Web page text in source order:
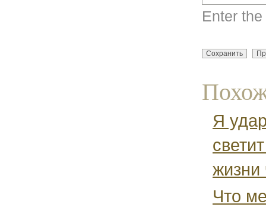
Enter
Я
жизни
Что